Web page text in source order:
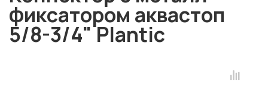
фиксатором аквастоп
5/8-3/4" Plantic